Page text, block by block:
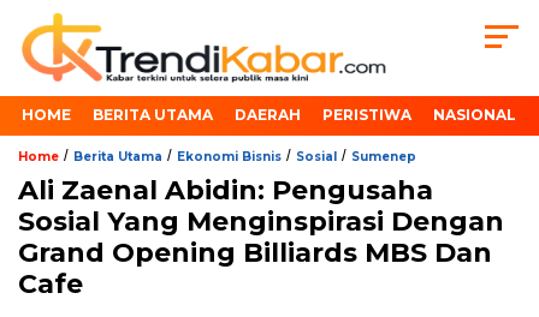
HOME BERITA UTAMA DAERAH PERISTIWA NASIONAL
Home / Berita Utama / Ekonomi Bisnis / Sosial / Sumenep
Ali Zaenal Abidin: Pengusaha
Sosial Yang Menginspirasi Dengan
Grand Opening Billiards MBS Dan
Cafe